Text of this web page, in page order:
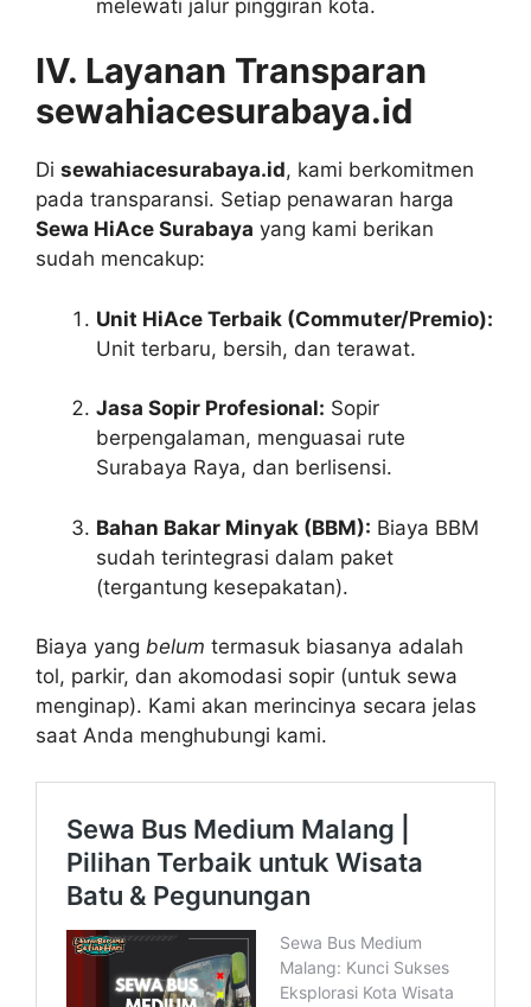
melewati jalur pinggiran kota.
IV. Layanan Transparan
sewahiacesurabaya.id
Di sewahiacesurabaya.id, kami berkomitmen
pada transparansi. Setiap penawaran harga
Sewa HiAce Surabaya yang kami berikan
sudah mencakup:
Unit HiAce Terbaik (Commuter/Premio):
Unit terbaru, bersih, dan terawat.
Jasa Sopir Profesional: Sopir
berpengalaman, menguasai rute
Surabaya Raya, dan berlisensi.
Bahan Bakar Minyak (BBM): Biaya BBM
sudah terintegrasi dalam paket
(tergantung kesepakatan).
Biaya yang belum termasuk biasanya adalah
tol, parkir, dan akomodasi sopir (untuk sewa
menginap). Kami akan merincinya secara jelas
saat Anda menghubungi kami.